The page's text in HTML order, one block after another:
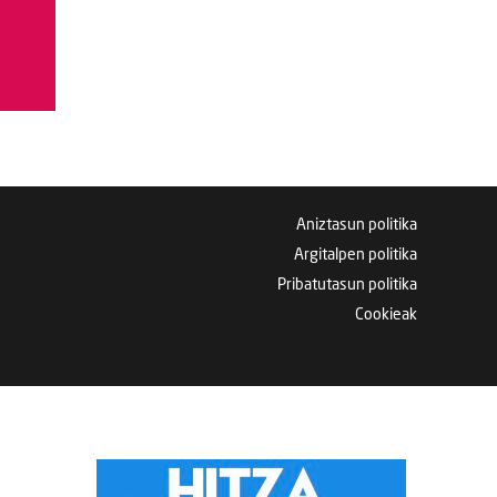
Aniztasun politika
Argitalpen politika
Pribatutasun politika
Cookieak